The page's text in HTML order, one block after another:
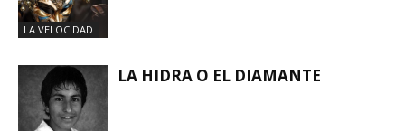
LA VELOCIDAD
LA HIDRA O EL DIAMANTE